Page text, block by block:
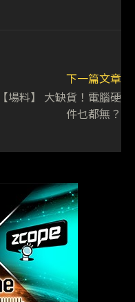
下一篇文章
【場料】 大缺貨！電腦硬
件乜都無？